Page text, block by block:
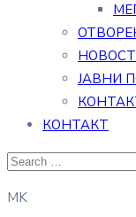
ЈАВНИ
КОНТАКТ
MK